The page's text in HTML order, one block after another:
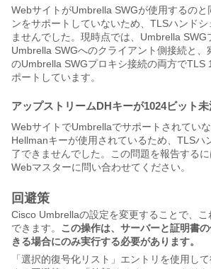
WebサイトがUmbrella SWGが使用するのと
ンをサポートしていないため、TLSハンドシ
ませんでした。 現時点では、Umbrella SWG
Umbrella SWGへのクライアント側接続と、
のUmbrella SWGプロキシ接続の両方でTLS
ポートしています。
アップストリームDHキーが1024ビット未
WebサイトでUmbrellaでサポートされてい
Hellmanキーが使用されているため、TLSハ
了できませんでした。この問題を報告する
Webマスターに問い合わせてください。
回避策
Cisco Umbrellaの設定を変更することで、こ
できます。 この操作は、サーバーと証明書
きる場合にのみ実行する必要があります。
「選択的復号化リスト」エントリを使用し